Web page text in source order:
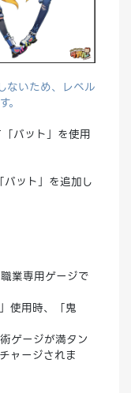
ないため、レベル
バット」を使用
バット」を追加し
業専用ゲージで
使用時、「鬼
ゲージが満タン
ャージされま